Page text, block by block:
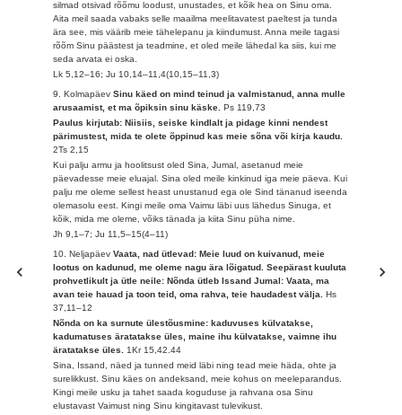
silmad otsivad rõõmu loodust, unustades, et kõik hea on Sinu oma.
Aita meil saada vabaks selle maailma meelitavatest paeltest ja tunda
ära see, mis väärib meie tähelepanu ja kiindumust. Anna meile tagasi
rõõm Sinu päästest ja teadmine, et oled meile lähedal ka siis, kui me
seda arvata ei oska.
Lk 5,12–16; Ju 10,14–11,4(10,15–11,3)
9. KolmapäevSinu käed on mind teinud ja valmistanud, anna mulle
arusaamist, et ma õpiksin sinu käske.Ps 119,73
Paulus kirjutab: Niisiis, seiske kindlalt ja pidage kinni nendest
pärimustest, mida te olete õppinud kas meie sõna või kirja kaudu.
2Ts 2,15
Kui palju armu ja hoolitsust oled Sina, Jumal, asetanud meie
päevadesse meie eluajal. Sina oled meile kinkinud iga meie päeva. Kui
palju me oleme sellest heast unustanud ega ole Sind tänanud iseenda
olemasolu eest. Kingi meile oma Vaimu läbi uus lähedus Sinuga, et
kõik, mida me oleme, võiks tänada ja kiita Sinu püha nime.
Jh 9,1–7; Ju 11,5–15(4–11)
10. NeljapäevVaata, nad ütlevad: Meie luud on kuivanud, meie
lootus on kadunud, me oleme nagu ära lõigatud. Seepärast kuuluta
prohvetlikult ja ütle neile: Nõnda ütleb Issand Jumal: Vaata, ma
avan teie hauad ja toon teid, oma rahva, teie haudadest välja.Hs
37,11–12
Nõnda on ka surnute ülestõusmine: kaduvuses külvatakse,
kadumatuses äratatakse üles, maine ihu külvatakse, vaimne ihu
äratatakse üles. 1Kr 15,42.44
Sina, Issand, näed ja tunned meid läbi ning tead meie häda, ohte ja
surelikkust. Sinu käes on andeksand, meie kohus on meeleparandus.
Kingi meile usku ja tahet saada koguduse ja rahvana osa Sinu
elustavast Vaimust ning Sinu kingitavast tulevikust.